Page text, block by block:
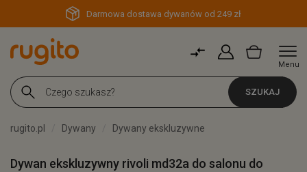
Darmowa dostawa dywanów od 249 zł
Menu
SZUKAJ
rugito.pl Dywany Dywany ekskluzywne
Dywan ekskluzywny rivoli md32a do salonu do